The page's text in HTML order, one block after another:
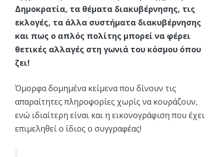
Δημοκρατία, τα θέματα διακυβέρνησης, τις
εκλογές, τα άλλα συστήματα διακυβέρνησης
και πως ο απλός πολίτης μπορεί να φέρει
θετικές αλλαγές στη γωνιά του κόσμου όπου
ζει!
Όμορφα δομημένα κείμενα που δίνουν τις
απαραίτητες πληροφορίες χωρίς να κουράζουν,
ενώ ιδιαίτερη είναι και η εικονογράφιση που έχει
επιμεληθεί ο ίδιος ο συγγραφέας!